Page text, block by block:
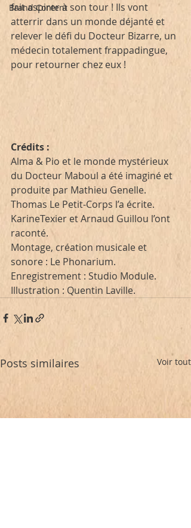
Brand Content
fait aspirer à son tour ! Ils vont
atterrir dans un monde déjanté et
relever le défi du Docteur Bizarre, un
médecin totalement frappadingue,
pour retourner chez eux !
Crédits :
Alma & Pio et le monde mystérieux
du Docteur Maboul a été imaginé et
produite par Mathieu Genelle.
Thomas Le Petit-Corps l’a écrite.
KarineTexier et Arnaud Guillou l’ont
raconté.
Montage, création musicale et
sonore : Le Phonarium.
Enregistrement : Studio Module.
Illustration : Quentin Laville.
Posts similaires Voir tout